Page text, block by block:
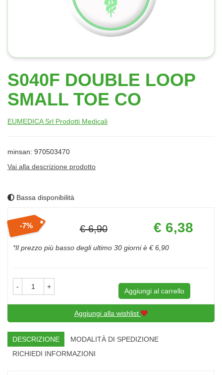
S040F DOUBLE LOOP
SMALL TOE CO
EUMEDICA Srl Prodotti Medicali
minsan: 970503470
Vai alla descrizione prodotto
Bassa disponibilità
Sconto
del
7% € 6,90
Prezzo
scontato
€ 6,38
*Il prezzo più basso degli ultimo 30 giorni è € 6,90
- +
Aggiungi al carrello
Aggiungi alla wishlist
DESCRIZIONE
MODALITÀ DI SPEDIZIONE
RICHIEDI INFORMAZIONI